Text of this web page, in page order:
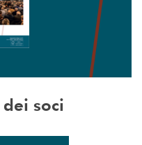
soci